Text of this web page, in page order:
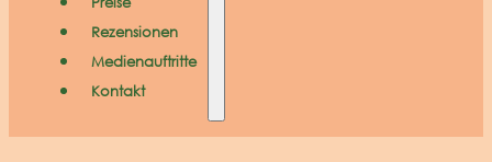
Rezensionen
Medienauftritte
Kontakt